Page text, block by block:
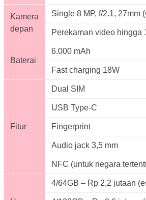
Kamera
depan
Single 8 MP, f/2.1, 27mm
Perekaman video hingga
Baterai
6.000 mAh
Fast charging 18W
Fitur
Dual SIM
USB Type-C
Fingerprint
Audio jack 3,5 mm
NFC (untuk negara
4/64GB – Rp 2,2 jutaan